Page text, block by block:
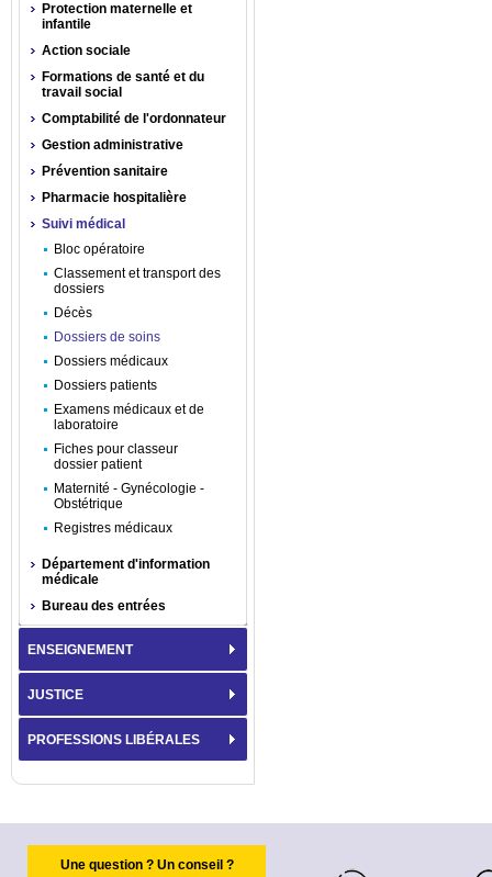
Protection maternelle et
infantile
Action sociale
Formations de santé et du
travail social
Comptabilité de l'ordonnateur
Gestion administrative
Prévention sanitaire
Pharmacie hospitalière
Suivi médical
Bloc opératoire
Classement et transport des
dossiers
Décès
Dossiers de soins
Dossiers médicaux
Dossiers patients
Examens médicaux et de
laboratoire
Fiches pour classeur
dossier patient
Maternité - Gynécologie -
Obstétrique
Registres médicaux
Département d'information
médicale
Bureau des entrées
ENSEIGNEMENT
JUSTICE
PROFESSIONS LIBÉRALES
Une question ? Un conseil ?